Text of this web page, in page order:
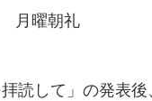
月曜朝礼
読して」の発表